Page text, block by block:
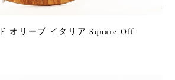
オリーブ イタリア Square Off